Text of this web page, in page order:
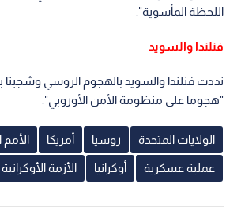
اللحظة المأسوية".
فنلندا والسويد
نددت فنلندا والسويد بالهجوم الروسي
"هجوما على منظومة الأمن الأوروبي".
الولايات المتحدة روسيا أمريكا الأمم
عملية عسكرية أوكرانيا الأزمة الأوكرانية